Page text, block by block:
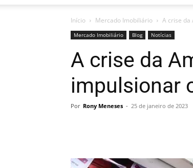
Início Mercado Imobiliário A crise
Mercado Imobiliário Blog Notícias
A crise da
impulsionar
Por Rony Meneses - 25 de janeiro de 2023